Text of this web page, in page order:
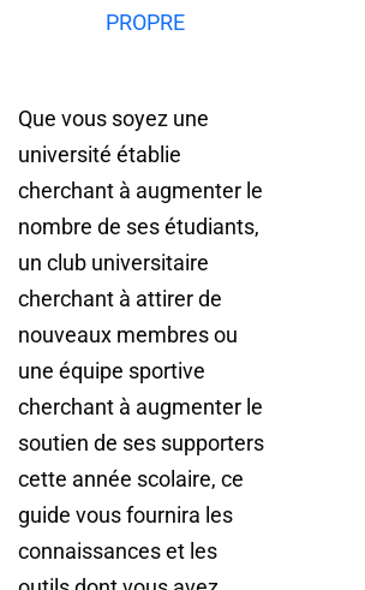
PROPRE
Que vous soyez une
université établie
cherchant à augmenter le
nombre de ses étudiants,
un club universitaire
cherchant à attirer de
nouveaux membres ou
une équipe sportive
cherchant à augmenter le
soutien de ses supporters
cette année scolaire, ce
guide vous fournira les
connaissances et les